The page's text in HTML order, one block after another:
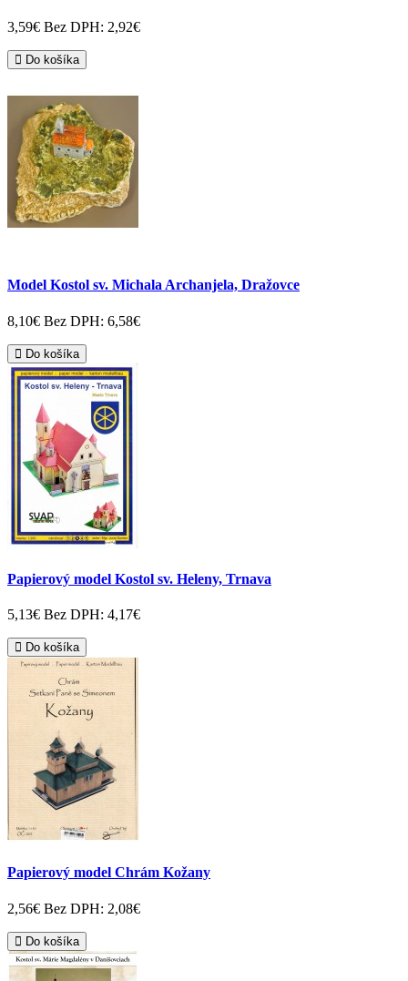
3,59€ Bez DPH: 2,92€
Do košíka
Model Kostol sv. Michala Archanjela, Dražovce
8,10€ Bez DPH: 6,58€
Do košíka
Papierový model Kostol sv. Heleny, Trnava
5,13€ Bez DPH: 4,17€
Do košíka
Papierový model Chrám Kožany
2,56€ Bez DPH: 2,08€
Do košíka